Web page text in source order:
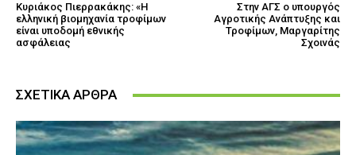
Κυριάκος Πιερρακάκης: «Η
ελληνική βιομηχανία τροφίμων
είναι υποδομή εθνικής
ασφάλειας
Στην ΑΓΣ ο υπουργός
Αγροτικής Ανάπτυξης και
Τροφίμων, Μαργαρίτης
Σχοινάς
ΣΧΕΤΙΚΑ ΑΡΘΡΑ